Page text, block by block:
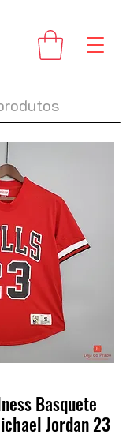
Basquete
Jordan 23